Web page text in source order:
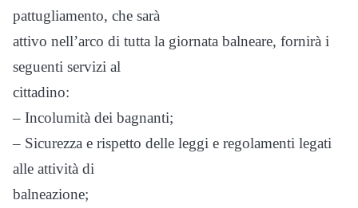
pattugliamento, che sarà
attivo nell’arco di tutta la giornata balneare, fornirà i
seguenti servizi al
cittadino:
– Incolumità dei bagnanti;
– Sicurezza e rispetto delle leggi e regolamenti legati
alle attività di
balneazione;